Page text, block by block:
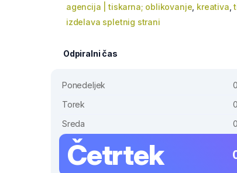
agencija | tiskarna; oblikovanje kreativa ,
izdelava spletnig strani
Odpiralni čas
Ponedeljek
Torek
Sreda
Četrtek